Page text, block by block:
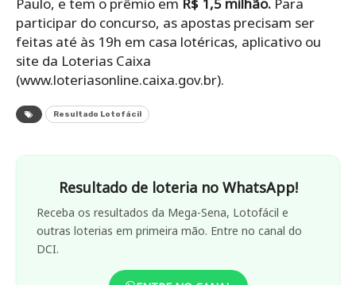
participar do concurso, as apostas precisam ser
feitas até às 19h em casa lotéricas, aplicativo ou
site da Loterias Caixa
(www.loteriasonline.caixa.gov.br).
Resultado Lotofácil
Resultado de loteria no WhatsApp!
Receba os resultados da Mega-Sena, Lotofácil e
outras loterias em primeira mão. Entre no canal do
DCI.